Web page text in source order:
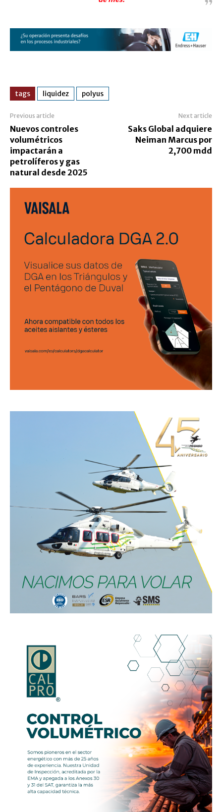
tags liquidez polyus
Previous article
Nuevos controles
volumétricos
impactarán a
petrolíferos y gas
natural desde 2025
Next article
Saks Global adquiere
Neiman Marcus por
2,700 mdd